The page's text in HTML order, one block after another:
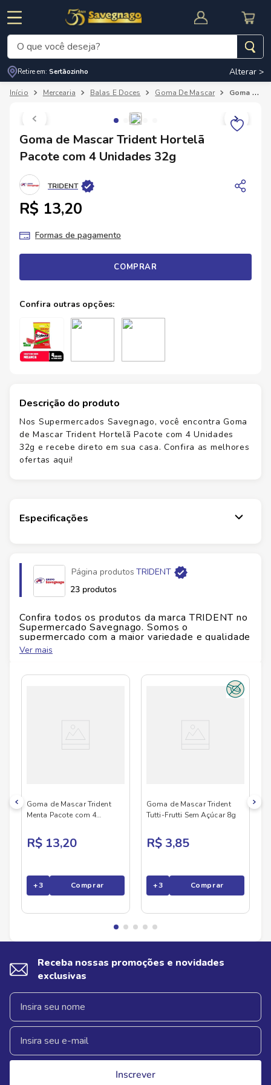
CUPOM DE DESCONTO
O que você deseja?
Retire em: Sertãozinho Alterar >
Mercearia Balas E Doces Goma De Mascar Goma de Mascar Trident Hortelã Pacote com 4 Unidades 32g
Goma de Mascar Trident Hortelã
Pacote com 4 Unidades 32g
TRIDENT
R$ 13,20
Formas de pagamento
COMPRAR
Descrição do produto
Nos Supermercados Savegnago, você encontra Goma
de Mascar Trident Hortelã Pacote com 4 Unidades
32g e recebe direto em sua casa. Confira as melhores
ofertas aqui!
Especificações
Página produtos TRIDENT
23 produtos
Confira todos os produtos da marcaTRIDENTno
Supermercado Savegnago. Somos o
supermercado com a maior variedade e qualidade
do Brasil!
de produtos TRIDENT, confira abaixo:
Ver mais
Goma de Mascar Trident
Menta Pacote com 4
R$ 13,20
+3 Comprar
Goma de Mascar Trident
Tutti-Frutti Sem Açúcar 8g
R$ 3,85
+3 Comprar
Receba nossas promoções e novidades
exclusivas
Inscrever
Termos mais buscados
cafe
3º
cerveja
5º arroz